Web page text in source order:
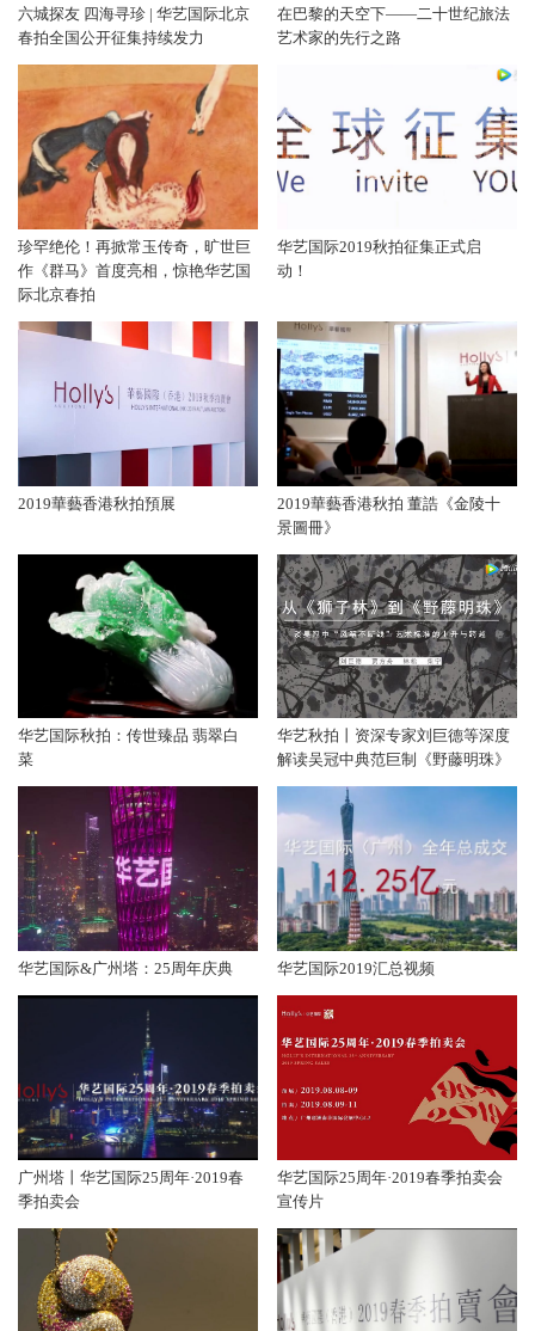
六城探友 四海寻珍 | 华艺国际北京
春拍全国公开征集持续发力
在巴黎的天空下——二十世纪旅法
艺术家的先行之路
珍罕绝伦！再掀常玉传奇，旷世巨
作《群马》首度亮相，惊艳华艺国
际北京春拍
华艺国际2019秋拍征集正式启
动！
2019華藝香港秋拍預展
2019華藝香港秋拍 董誥《金陵十
景圖冊》
华艺国际秋拍：传世臻品 翡翠白
菜
华艺秋拍丨资深专家刘巨德等深度
解读吴冠中典范巨制《野藤明珠》
华艺国际&广州塔：25周年庆典 华艺国际2019汇总视频
广州塔丨华艺国际25周年·2019春
季拍卖会
华艺国际25周年·2019春季拍卖会
宣传片